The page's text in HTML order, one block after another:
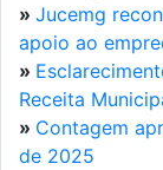
» Jucemg
apoio ao
»
Receita
» Contagem
de 2025